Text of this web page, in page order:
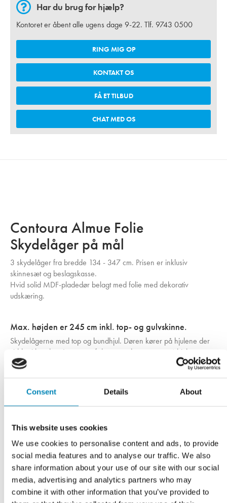
Consent Details About
This website uses cookies
We use cookies to personalise content and ads, to provide
social media features and to analyse our traffic. We also
share information about your use of our site with our social
media, advertising and analytics partners who may
combine it with other information that you’ve provided to
Har du brug for hjælp?
Kontoret er åbent alle ugens dage 9-22. Tlf. 9743 0500
RING MIG OP
KONTAKT OS
FÅ ET TILBUD
CHAT MED OS
Contoura Almue Folie
Skydelåger på mål
3 skydelåger fra bredde 134- 347 cm. Prisen er inklusiv
skinnesæt og beslagskasse.
Hvid solid MDF-pladedør belagt med folie med dekorativ
udskæring.
Max. højden er 245 cm inkl. top- og gulvskinne.
Skydelågerne med top og bundhjul. Døren kører på hjulene der
sidder i bunden. I toppen af døren er der monteret 4 hjul som
styres af en alu. skinne. Al vægten fra døren hviler på
Dobbeltsporet udvendig mål på loftskinne: 8,45cm
Contura døre kan justeres ca. 5mm i højden, hvilket vil sige ca.
Indfræst greb
Brug for hjælp?
Send en mail til os via
info@kitchn.dk eller kontakt os på tlf.:
97 43 05 00